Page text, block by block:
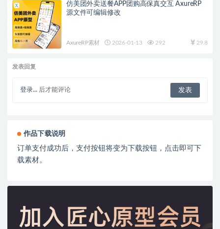
仿美团外卖送餐APP团购高保真交互 AxureRP
源文件可编辑修改
AxureRP素材 2026-01-13 292 29.8
发表回复
登录... 后才能评论
作品下载说明
订单支付成功后，支付按钮将变为下载按钮，点击即可下
载素材。